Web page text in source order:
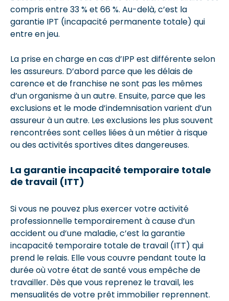
compris entre 33 % et 66 %. Au-delà, c’est la
garantie IPT (incapacité permanente totale) qui
entre en jeu.
La prise en charge en cas d’IPP est différente selon
les assureurs. D’abord parce que les délais de
carence et de franchise ne sont pas les mêmes
d’un organisme à un autre. Ensuite, parce que les
exclusions et le mode d’indemnisation varient d’un
assureur à un autre. Les exclusions les plus souvent
rencontrées sont celles liées à un métier à risque
ou des activités sportives dites dangereuses.
La garantie incapacité temporaire totale
de travail (ITT)
Si vous ne pouvez plus exercer votre activité
professionnelle temporairement à cause d’un
accident ou d’une maladie, c’est la garantie
incapacité temporaire totale de travail (ITT) qui
prend le relais. Elle vous couvre pendant toute la
durée où votre état de santé vous empêche de
travailler. Dès que vous reprenez le travail, les
mensualités de votre prêt immobilier reprennent.